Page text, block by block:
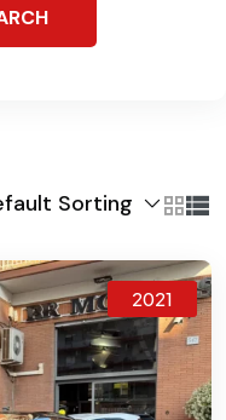
Sorting
2021